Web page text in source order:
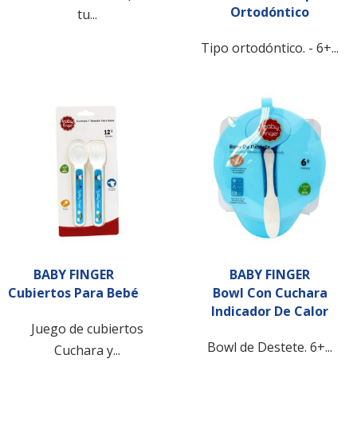
tu...
Ortodóntico
Tipo ortodóntico. - 6+...
BABY FINGER
Cubiertos Para Bebé
Juego de cubiertos
Cuchara y...
BABY FINGER
Bowl Con Cuchara
Indicador De Calor
Bowl de Destete. 6+...